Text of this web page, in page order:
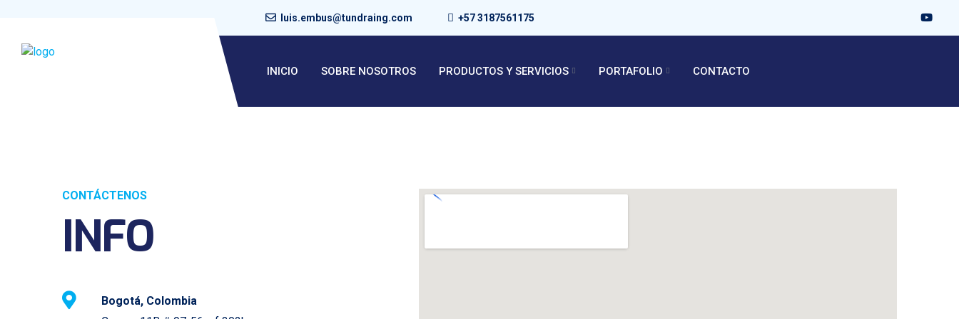
luis.embus@tundraing.com +57 3187561175
INICIO SOBRE NOSOTROS PRODUCTOS Y SERVICIOS PORTAFOLIO CONTACTO
CONTÁCTENOS
INFO
Bogotá, Colombia